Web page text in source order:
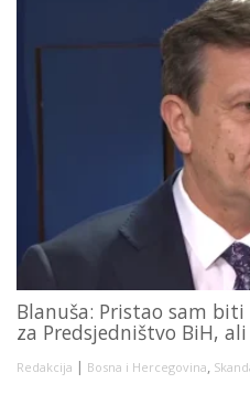
Blanuša: Pristao sam
za Predsjedništvo BiH,
Redakcija | Bosna i Hercegovina